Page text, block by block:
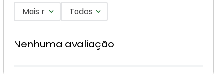
Mais recentesTodos
Nenhuma avaliação